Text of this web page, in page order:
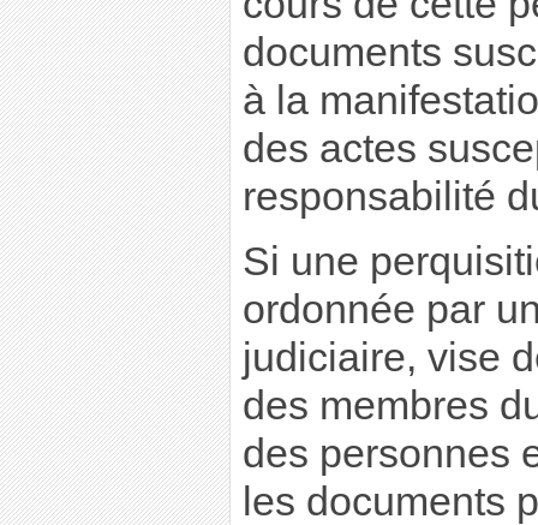
documents
à la
des actes
responsabilité
Si une
ordonnée par
judiciaire, vise
des membres
des personnes
les documents